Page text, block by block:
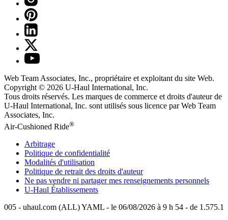
Web Team Associates, Inc., propriétaire et exploitant du site Web.
Copyright © 2026 U-Haul International, Inc.
Tous droits réservés. Les marques de commerce et droits d'auteur de
U-Haul International, Inc. sont utilisés sous licence par Web Team
Associates, Inc.
Air-Cushioned Ride®
Arbitrage
Politique de confidentialité
Modalités d'utilisation
Politique de retrait des droits d'auteur
Ne pas vendre ni partager mes renseignements personnels
U-Haul Établissements
005 - uhaul.com (ALL) YAML - le 06/08/2026 à 9 h 54 - de 1.575.1